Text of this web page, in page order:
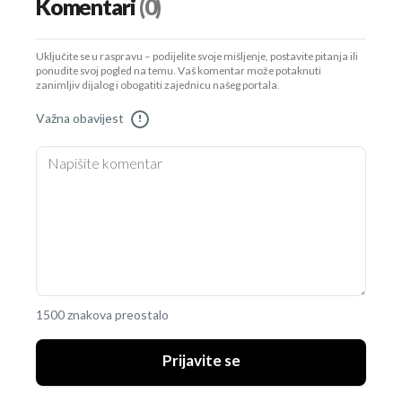
Komentari(0)
Uključite se u raspravu – podijelite svoje mišljenje, postavite pitanja ili
ponudite svoj pogled na temu. Vaš komentar može potaknuti
zanimljiv dijalog i obogatiti zajednicu našeg portala.
Važna obavijest !
1500 znakova preostalo
Prijavite se